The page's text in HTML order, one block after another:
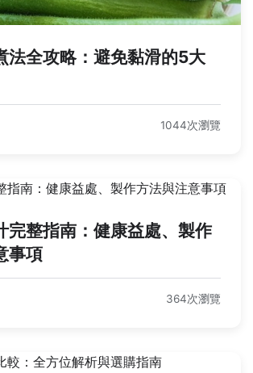
法全攻略：避免黏滑的5大
1044次瀏覽
完整指南：健康益處、製作
事項
364次瀏覽